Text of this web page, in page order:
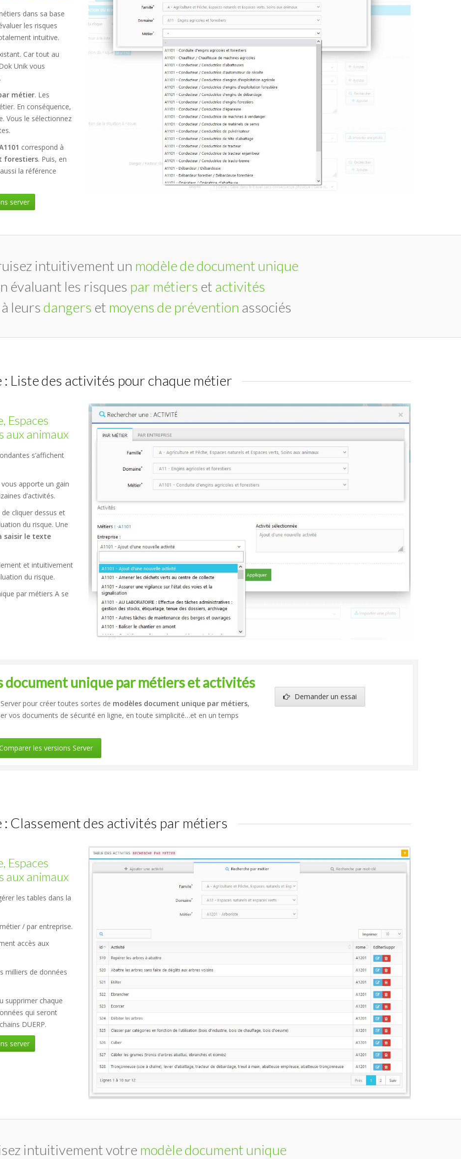
dans sa base
les risques
intuitive.
Car tout au
Unik vous
métier. Les
En conséquence,
Vous le sélectionnez
correspond à
forestiers. Puis, en
la référence
server
intuitivement un modèle de document unique
évaluant les risques par métiers et activités
leurs dangers et moyens de prévention associés
Liste des activités pour chaque métier
Espaces
aux animaux
s’affichent
vous apporte un gain
d’activités.
cliquer dessus et
du risque. Une
saisir le texte
et intuitivement
du risque.
par métiers A se
document unique par métiers et activités
pour créer toutes sortes de modèles document unique par métiers,
vos documents de sécurité en ligne, en toute simplicité…et en un temps
les versions Server
Demander un essai
Classement des activités par métiers
Espaces
aux animaux
les tables dans la
/ par entreprise.
accès aux
milliers de données
supprimer chaque
qui seront
DUERP.
server
intuitivement votre modèle document unique